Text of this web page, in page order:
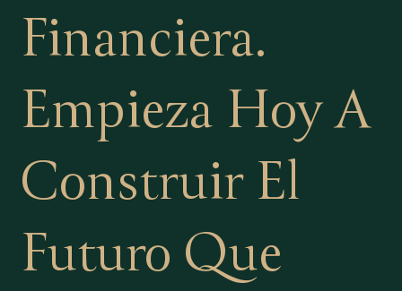
Financiera.
Empieza Hoy A
Construir El
Futuro Que